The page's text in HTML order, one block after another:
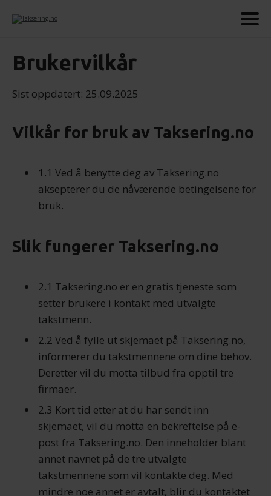
Brukervilkår
Sist oppdatert: 25.09.2025
Vilkår for bruk av Taksering.no
1.1 Ved å benytte deg av Taksering.no
aksepterer du de nåværende betingelsene for
bruk.
Slik fungerer Taksering.no
2.1 Taksering.no er en gratis tjeneste som
setter brukere i kontakt med utvalgte
takstmenn.
2.2 Ved å fylle ut skjemaet på Taksering.no,
informerer du takstmennene om dine behov.
Deretter vil du motta tilbud fra opptil tre
firmaer.
2.3 Kort tid etter at du har sendt inn
skjemaet, vil du motta en bekreftelse på e-
post fra Taksering.no. Den inneholder blant
annet navnet på de tre utvalgte
takstmennene som vil kontakte deg. Med
mindre noe annet er avtalt, blir du kontaktet